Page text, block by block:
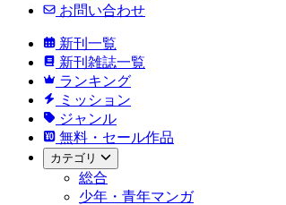
お問い合わせ
新刊一覧
新刊雑誌一覧
ランキング
ミッション
ジャンル
無料・セール作品
カテゴリ
総合
少年・青年マンガ